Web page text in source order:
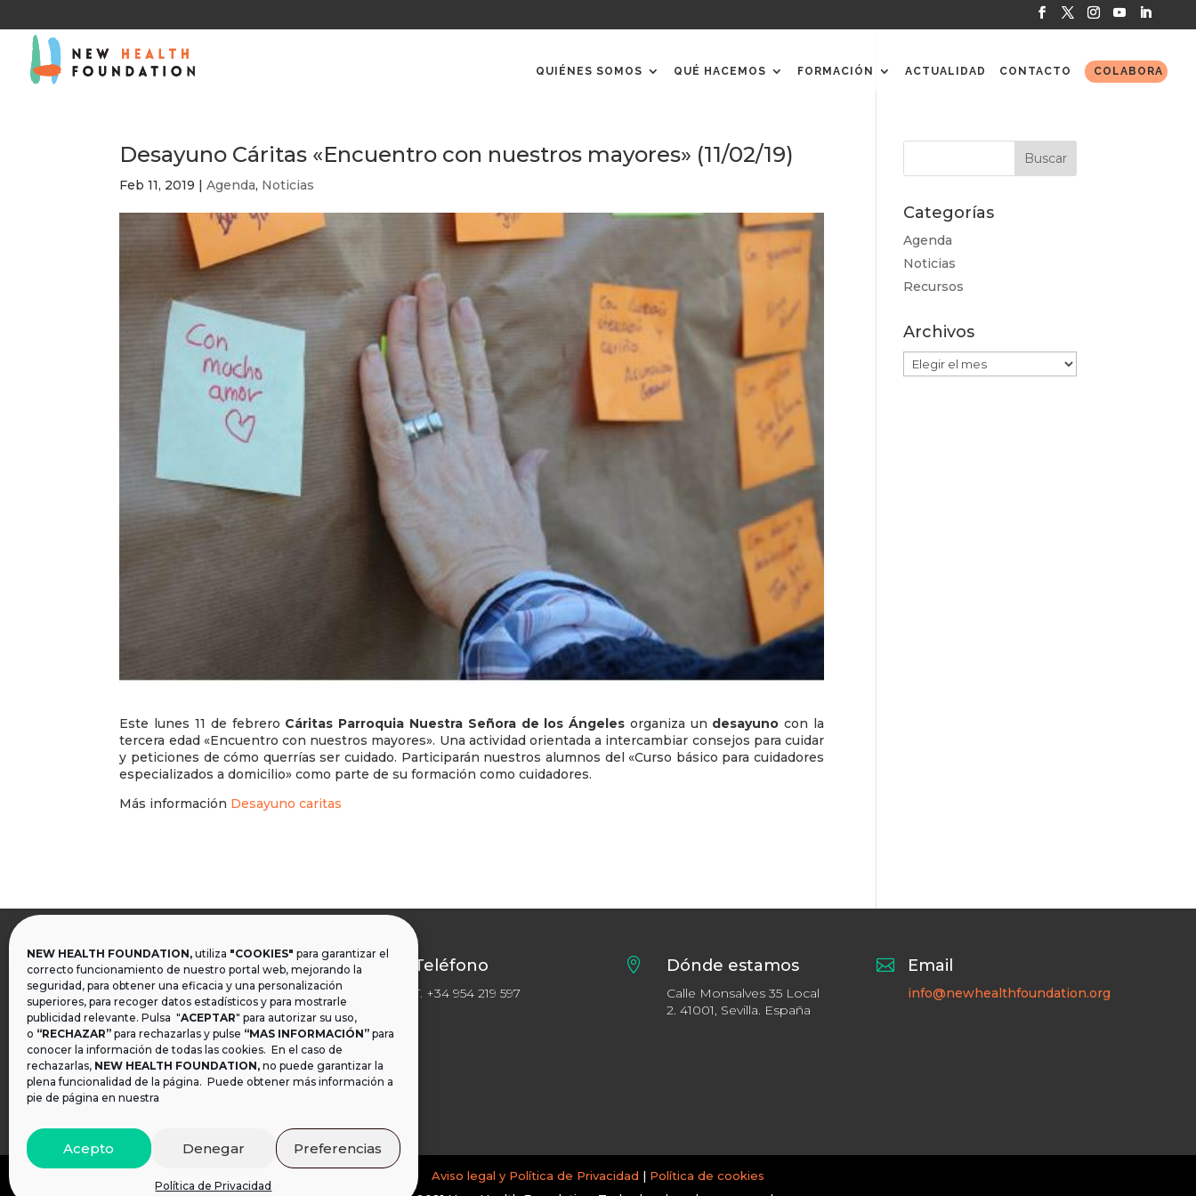
NEW HEALTH FOUNDATION, utiliza "COOKIES" para garantizar el
correcto funcionamiento de nuestro portal web, mejorando la
seguridad, para obtener una eficacia y una personalización
superiores, para recoger datos estadísticos y para mostrarle
publicidad relevante. Pulsa "ACEPTAR" para autorizar su uso,
o “RECHAZAR” para rechazarlas y pulse “MAS INFORMACIÓN” para
conocer la información de todas las cookies. En el caso de
rechazarlas, NEW HEALTH FOUNDATION, no puede garantizar la
plena funcionalidad de la página. Puede obtener más información a
pie de página en nuestra
Acepto Denegar Preferencias
Política de Privacidad
QUIÉNES SOMOS QUÉ HACEMOS FORMACIÓN ACTUALIDAD CONTACTO COLABORA
Desayuno Cáritas «Encuentro con nuestros mayores» (11/02/19)
Feb 11, 2019 |Agenda, Noticias
Este lunes 11 de febrero Cáritas Parroquia Nuestra Señora de los Ángeles organiza un desayuno con la
tercera edad «Encuentro con nuestros mayores». Una actividad orientada a intercambiar consejos para cuidar
y peticiones de cómo querrías ser cuidado. Participarán nuestros alumnos del «Curso básico para cuidadores
especializados a domicilio» como parte de su formación como cuidadores.
Más información Desayuno caritas
Categorías
Agenda
Noticias
Recursos
Archivos
Archivos
Teléfono
T. +34 954 219 597
 Dónde estamos
Calle Monsalves 35 Local
2. 41001, Sevilla. España
 Email
info@newhealthfoundation.org
Aviso legal y Política de Privacidad | Política de cookies